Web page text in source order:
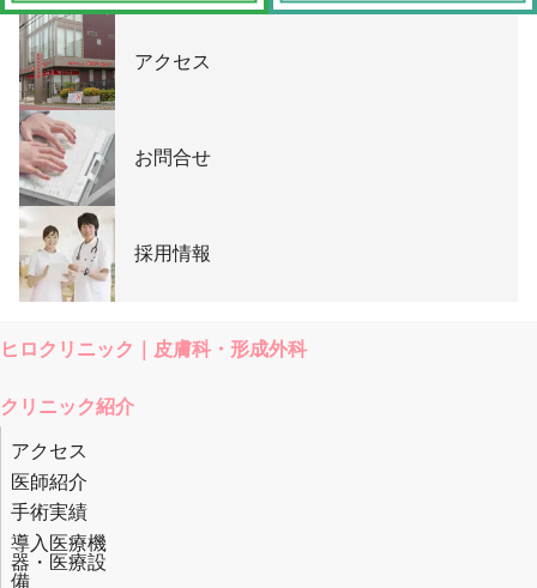
アクセス
お問合せ
採用情報
ヒロクリニック｜皮膚科・形成外科
クリニック紹介
アクセス
医師紹介
手術実績
導入医療機
器・医療設
備